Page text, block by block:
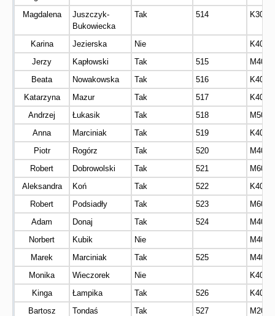
Magdalena
Juszczyk-
Bukowiecka
Tak 514 K30
Karina Jezierska Nie
K40
Jerzy
Kapłowski Tak 515
M40
Beata
Nowakowska Tak 516
K40
Katarzyna
Mazur Tak 517
K40
Andrzej
Łukasik Tak 518
M50
Anna
Marciniak Tak 519
K40
Piotr
Rogórz Tak 520
M40
Robert
Dobrowolski Tak 521
M60
Aleksandra
Koń Tak 522
K40
Robert
Podsiadły Tak 523
M60
Adam
Donaj Tak 524
M40
Norbert
Kubik Nie
M40
Marek
Marciniak Tak 525
M40
Monika
Wieczorek Nie
K40
Kinga
Łampika Tak 526
K40
Bartosz
Tondaś Tak 527
M20